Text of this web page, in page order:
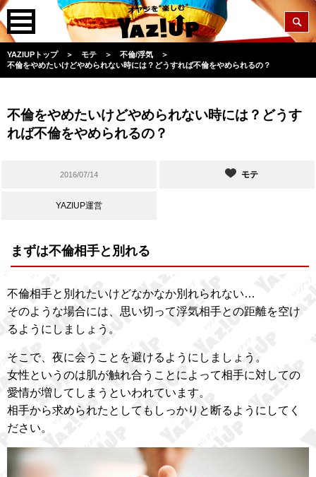
YAZIUPトップ ＞ モテ ＞ 不倫/浮気
＞
不倫をやめたいけどやめられない時には？どうすれば不倫をやめられるの？
不倫をやめたいけどやめられない時には？どうす
れば不倫をやめられるの？
2016/07/14 モテ
YAZIUP運営
まずは不倫相手と別れる
不倫相手と別れたいけどなかなか別れられない…
そのような場合には、思い切って浮気相手との距離を空け
るようにしましょう。
そこで、夜に会うことを避けるようにしましょう。
女性というのは肌が触れ合うことによって相手に対しての
愛情が増してしまうといわれています。
相手から求められたとしてもしっかりと断るようにしてく
ださい。